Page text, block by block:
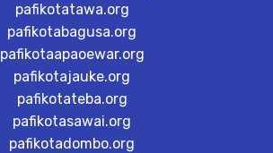
pafikotatawa.org
pafikotabagusa.org
pafikotaapaoewar.org
pafikotajauke.org
pafikotateba.org
pafikotasawai.org
pafikotadombo.org